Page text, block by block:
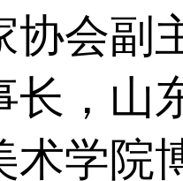
会副

学院博